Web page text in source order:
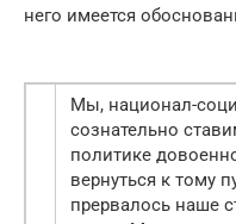
него имеется
Мы, национал-
сознательно
политике
вернуться к тому
прервалось наше